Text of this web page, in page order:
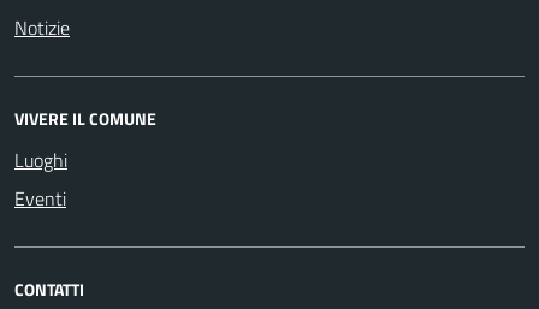
Notizie
VIVERE IL COMUNE
Luoghi
Eventi
CONTATTI